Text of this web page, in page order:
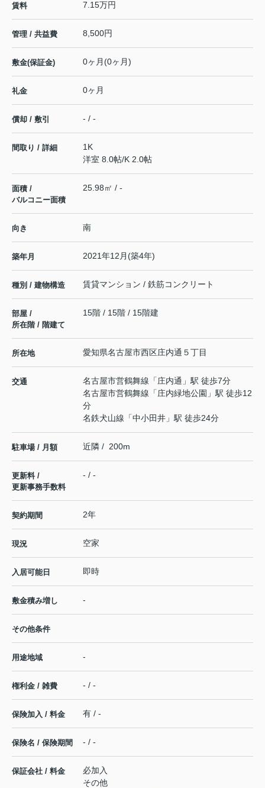
賃料 7.15万円
管理 / 共益費 8,500円
敷金(保証金) 0ヶ月(0ヶ月)
礼金 0ヶ月
償却 / 敷引 - / -
間取り / 詳細
1K
洋室 8.0帖/K 2.0帖
面積 /
バルコニー面積
25.98㎡ / -
向き 南
築年月 2021年12月(築4年)
種別 / 建物構造 賃貸マンション / 鉄筋コンクリート
部屋 /
所在階 / 階建て
15階 / 15階 / 15階建
所在地 愛知県名古屋市西区庄内通 ５丁目
交通 名古屋市営鶴舞線 「庄内通 」駅 徒歩7分
名古屋市営鶴舞線 「庄内緑地公園 」駅 徒歩12
分
名鉄犬山線 「中小田井 」駅 徒歩24分
駐車場 / 月額 近隣 / 200m
更新料 /
更新事務手数料
- / -
契約期間 2年
現況 空家
入居可能日 即時
敷金積み増し -
その他条件
用途地域 -
権利金 / 雑費 - / -
保険加入 / 料金 有 / -
保険名 / 保険期間 - / -
保証会社 / 料金
必加入
その他